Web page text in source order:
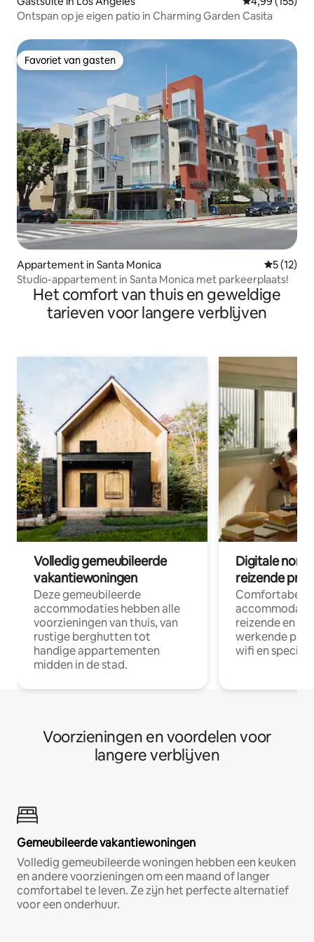
Ontspan op je eigen patio in Charming Garden Casita
Favoriet van gasten
Favoriet van gasten
Appartement in Santa Monica
5 (12)
Studio-appartement in Santa Monica met parkeerplaats!
Het comfort van thuis en geweldige
tarieven voor langere verblijven
Volledig gemeubileerde
vakantiewoningen
Deze gemeubileerde
accommodaties hebben alle
voorzieningen van thuis, van
rustige berghutten tot
handige appartementen
midden in de stad.
Digitale
reizende
Comfortabele
reizende en
werkende
wifi en
Voorzieningen en voordelen voor
langere verblijven
Gemeubileerde vakantiewoningen
Volledig gemeubileerde woningen hebben een keuken
en andere voorzieningen om een maand of langer
comfortabel te leven. Ze zijn het perfecte alternatief
voor een onderhuur.